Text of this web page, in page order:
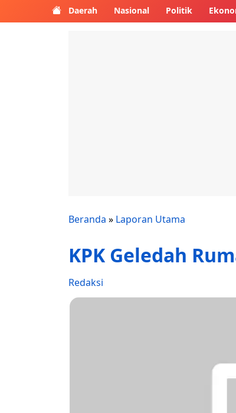
Daerah Nasional Politik
Beranda » Laporan Utama
KPK Geledah
Redaksi